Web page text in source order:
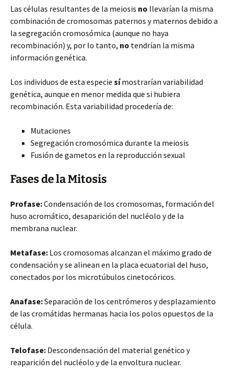
Las células resultantes de la meiosis no llevarían la misma
combinación de cromosomas paternos y maternos debido a
la segregación cromosómica (aunque no haya
recombinación) y, por lo tanto, no tendrían la misma
información genética.
Los individuos de esta especie símostrarían variabilidad
genética, aunque en menor medida que si hubiera
recombinación. Esta variabilidad procedería de:
Mutaciones
Segregación cromosómica durante la meiosis
Fusión de gametos en la reproducción sexual
Fases de la Mitosis
Profase:Condensación de los cromosomas, formación del
huso acromático, desaparición del nucléolo y de la
membrana nuclear.
Metafase: Los cromosomas alcanzan el máximo grado de
condensación y se alinean en la placa ecuatorial del huso,
conectados por los microtúbulos cinetocóricos.
Anafase:Separación de los centrómeros y desplazamiento
de las cromátidas hermanas hacia los polos opuestos de la
célula.
Telofase: Descondensación del material genético y
reaparición del nucléolo y de la envoltura nuclear.